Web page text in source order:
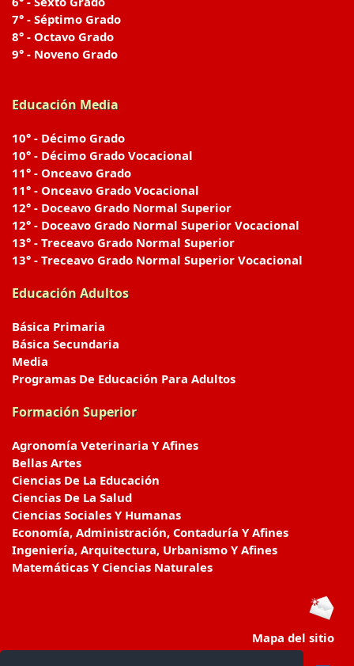
7° - Séptimo Grado
8° - Octavo Grado
9° - Noveno Grado
Educación Media
10° - Décimo Grado
10° - Décimo Grado Vocacional
11° - Onceavo Grado
11° - Onceavo Grado Vocacional
12° - Doceavo Grado Normal Superior
12° - Doceavo Grado Normal Superior Vocacional
13° - Treceavo Grado Normal Superior
13° - Treceavo Grado Normal Superior Vocacional
Educación Adultos
Básica Primaria
Básica Secundaria
Media
Programas De Educación Para Adultos
Formación Superior
Agronomía Veterinaria Y Afines
Bellas Artes
Ciencias De La Educación
Ciencias De La Salud
Ciencias Sociales Y Humanas
Economía, Administración, Contaduría Y Afines
Ingeniería, Arquitectura, Urbanismo Y Afines
Matemáticas Y Ciencias Naturales
Mapa del sitio